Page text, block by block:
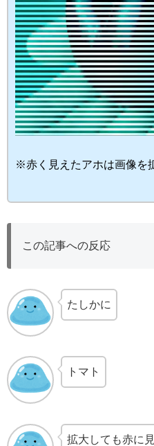
※赤く見えたアホは画像を
この記事への反応
たしかに
トマト
拡大しても赤に